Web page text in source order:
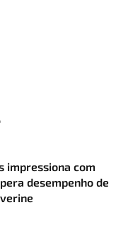
impressiona com
desempenho de